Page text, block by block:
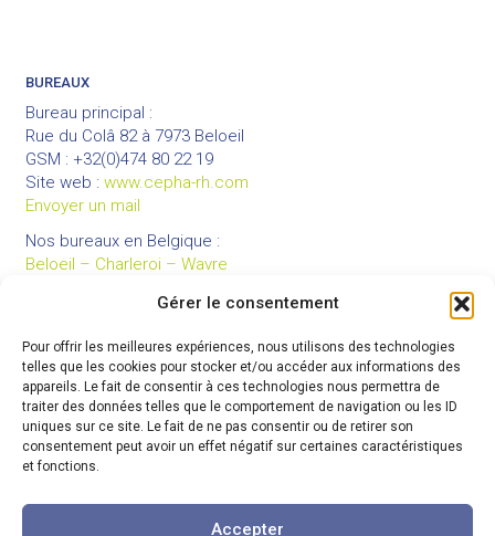
Gérer le consentement
Pour offrir les meilleures expériences, nous utilisons des technologies
telles que les cookies pour stocker et/ou accéder aux informations des
appareils. Le fait de consentir à ces technologies nous permettra de
traiter des données telles que le comportement de navigation ou les ID
uniques sur ce site. Le fait de ne pas consentir ou de retirer son
consentement peut avoir un effet négatif sur certaines caractéristiques
et fonctions.
Accepter
BUREAUX
Bureau principal :
Rue du Colâ 82 à 7973 Beloeil
GSM : +32(0)474 80 22 19
Site web : www.cepha-rh.com
Envoyer un mail
Nos bureaux en Belgique :
Beloeil – Charleroi – Wavre
LIENS UTILES
Mentions légales
Conditions générales de vente
Politique de confidentialité
Partenaires
Code de déontologie